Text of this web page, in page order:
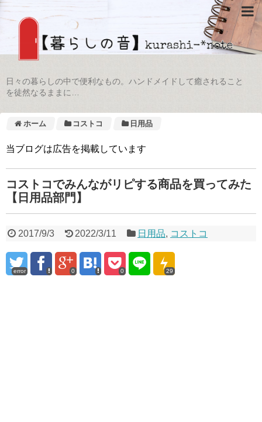
日々の暮らしの中で便利なもの。ハンドメイドして癒されること
を徒然なるままに…
ホーム コストコ 日用品
当ブログは広告を掲載しています
コストコでみんながリピする商品を買ってみた
【日用品部門】
2017/9/3 2022/3/11 日用品, コストコ
error 0 0 29